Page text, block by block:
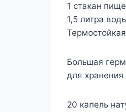
1 стакан
1,5 литра
Большая
для хранения
20 капель